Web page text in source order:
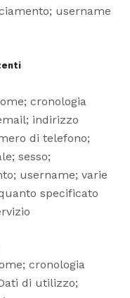
username
cronologia
indirizzo
di telefono;
sesso;
username; varie
specificato
cronologia
di utilizzo;